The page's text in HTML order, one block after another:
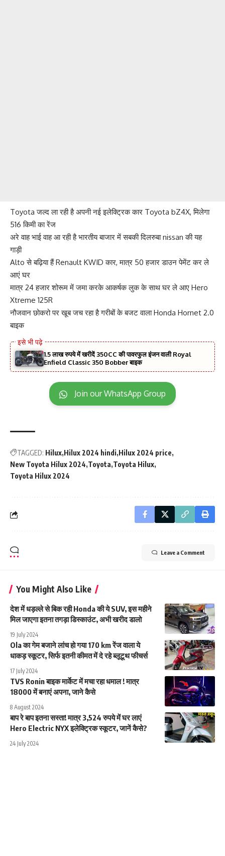
Toyota जल्द ला रही है अपनी नई इलेक्ट्रिक कार Toyota bZ4X, मिलेगा
516 किमी का रेंज
अरे वाह भाई वाह आ रही है भारतीय बाजार में सबकी दिलरुबा nissan की यह
गाड़ी
Alto से बढ़िया हैं Renault KWID कार, मात्र 50 हजार डाउन पेमेंट कर ले
आएं घर
मात्र 24 हजार शोरूम में जमा करके आकर्षक लुक के साथ घर ले आए Hero
Xtreme 125R
नौजवान छोकरो पर खूब जच रहा है गरीबों के बजट वाला Honda Hornet 2.0
बाइक
1.5 लाख रुपये में खरीदें 350CC की पावरफुल इंजन वाली Royal
Enfield Classic 350 Bobber बाइक
Join our WhatsApp Group
TAGGED: Hilux Hilux 2024 hindi Hilux 2024 price
New Toyota Hilux 2024 Toyota Toyota Hilux
Toyota Hilux 2024
Leave a Comment
You Might Also Like
देश में धड़ल्ले से बिक रही Honda की ये SUV, इस महीने
मिल जाएगा इतना तगड़ा डिस्काउंट, अभी खरीद डालो
19 July 2024
Ola का गेम बजाने लांच हो गया 170 km रेंज वाला ये
धाकड़ स्कूटर, सिर्फ इतनी कीमत में दे रहे ब्लूटूथ फीचर्स
17 July 2024
TVS Ronin बाइक मार्केट में मचा रहा धमाल ! मात्र
18000 में बनाएं अपना, जाने कैसे
8 August 2024
बाप रे बाप इतना सस्ता! मात्र 3,524 रुपये में घर लाएं
Hero Electric NYX इलेक्ट्रिक स्कूटर, जानें कैसे?
24 July 2024